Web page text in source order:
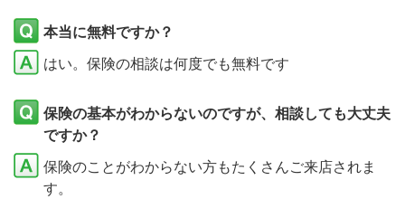
本当に無料ですか？
はい。保険の相談は何度でも無料です
保険の基本がわからないのですが、相談しても大丈夫
ですか？
保険のことがわからない方もたくさんご来店されま
す。